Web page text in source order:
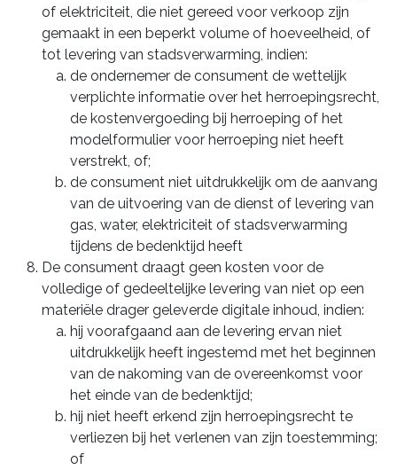
of elektriciteit, die niet gereed voor verkoop zijn
gemaakt in een beperkt volume of hoeveelheid, of
tot levering van stadsverwarming, indien:
de ondernemer de consument de wettelijk
verplichte informatie over het herroepingsrecht,
de kostenvergoeding bij herroeping of het
modelformulier voor herroeping niet heeft
verstrekt, of;
de consument niet uitdrukkelijk om de aanvang
van de uitvoering van de dienst of levering van
gas, water, elektriciteit of stadsverwarming
tijdens de bedenktijd heeft
De consument draagt geen kosten voor de
volledige of gedeeltelijke levering van niet op een
materiële drager geleverde digitale inhoud, indien:
hij voorafgaand aan de levering ervan niet
uitdrukkelijk heeft ingestemd met het beginnen
van de nakoming van de overeenkomst voor
het einde van de bedenktijd;
hij niet heeft erkend zijn herroepingsrecht te
verliezen bij het verlenen van zijn toestemming;
of